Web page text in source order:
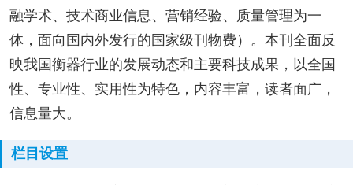
融学术、技术商业信息、营销经验、质量管理为一
体，面向国内外发行的国家级刊物费）。本刊全面反
映我国衡器行业的发展动态和主要科技成果，以全国
性、专业性、实用性为特色，内容丰富，读者面广，
信息量大。
栏目设置